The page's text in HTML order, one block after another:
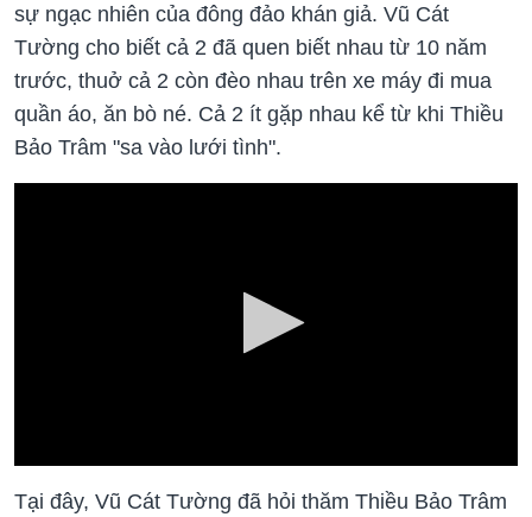
sự ngạc nhiên của đông đảo khán giả. Vũ Cát
Tường cho biết cả 2 đã quen biết nhau từ 10 năm
trước, thuở cả 2 còn đèo nhau trên xe máy đi mua
quần áo, ăn bò né. Cả 2 ít gặp nhau kể từ khi Thiều
Bảo Trâm "sa vào lưới tình".
Tại đây, Vũ Cát Tường đã hỏi thăm Thiều Bảo Trâm